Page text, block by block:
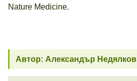
Nature Medicine.
Автор: Александър Недялков